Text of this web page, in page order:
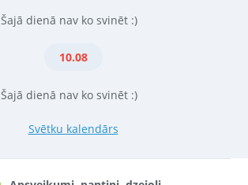
Šajā dienā nav ko svinēt :)
10.08
Šajā dienā nav ko svinēt :)
Svētku kalendārs